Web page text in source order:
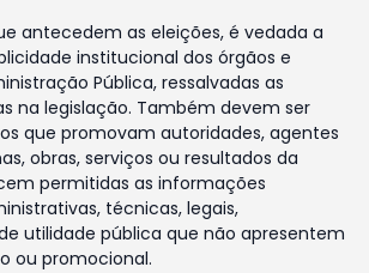
antecedem as eleições, é vedada a
institucional dos órgãos e
Pública, ressalvadas as
na legislação. Também devem ser
que promovam autoridades, agentes
obras, serviços ou resultados da
permitidas as informações
técnicas, legais,
utilidade pública que não apresentem
ou promocional.